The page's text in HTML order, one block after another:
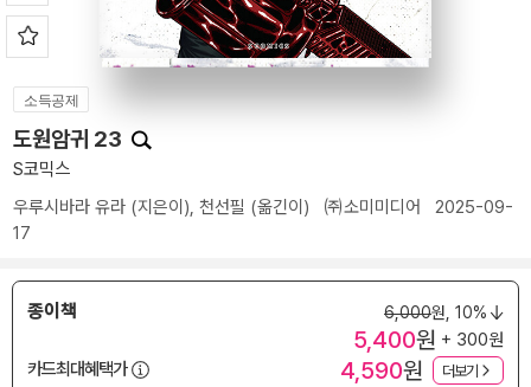
소득공제
도원암귀 23
S코믹스
우루시바라 유라 (지은이), 천선필 (옮긴이) ㈜소미미디어
2025-09-
17
종이책 6,000원, 10%
5,400원 + 300원
카드최대혜택가
4,590원 더보기